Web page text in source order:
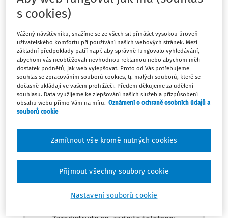
Odpověď
Máte předplatné? Přihlaste se.
Tento dokument je jen pro
předplatitele.
s cookies)
Vážený návštěvníku, snažíme se ze všech sil přinášet vysokou úroveň
uživatelského komfortu při používání našich webových stránek. Mezi
základní předpoklady patří např. aby správně fungovalo vyhledávání,
abychom vás neobtěžovali nevhodnou reklamou nebo abychom měli
dostatek podnětů, jak web vylepšovat. Proto od Vás potřebujeme
souhlas se zpracováním souborů cookies, tj. malých souborů, které se
dočasně ukládají ve vašem prohlížeči. Předem děkujeme za udělení
souhlasu. Data využijeme ke zlepšování našich služeb a přizpůsobení
obsahu webu přímo Vám na míru. Oznámení o ochraně osobních údajů a
souborů cookie
Nastavení souborů cookie
Zamítnout vše kromě nutných cookies
Přijmout všechny soubory cookie